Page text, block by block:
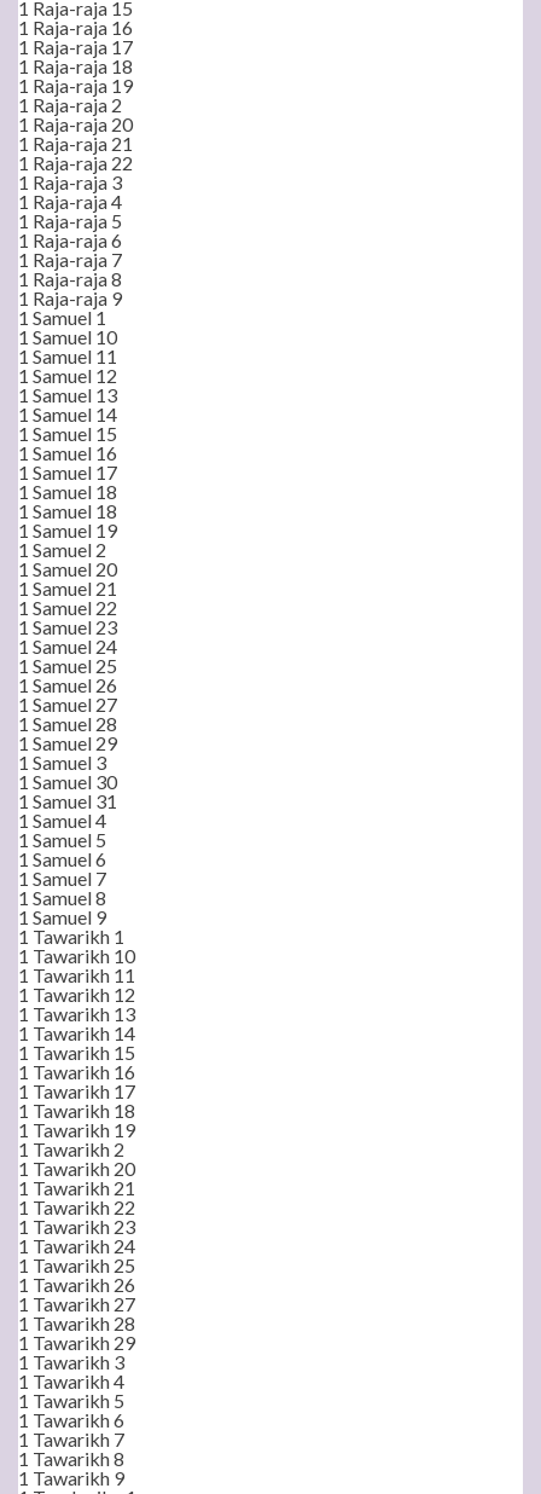
1 Raja-raja 15
1 Raja-raja 16
1 Raja-raja 17
1 Raja-raja 18
1 Raja-raja 19
1 Raja-raja 2
1 Raja-raja 20
1 Raja-raja 21
1 Raja-raja 22
1 Raja-raja 3
1 Raja-raja 4
1 Raja-raja 5
1 Raja-raja 6
1 Raja-raja 7
1 Raja-raja 8
1 Raja-raja 9
1 Samuel 1
1 Samuel 10
1 Samuel 11
1 Samuel 12
1 Samuel 13
1 Samuel 14
1 Samuel 15
1 Samuel 16
1 Samuel 17
1 Samuel 18
1 Samuel 18
1 Samuel 19
1 Samuel 2
1 Samuel 20
1 Samuel 21
1 Samuel 22
1 Samuel 23
1 Samuel 24
1 Samuel 25
1 Samuel 26
1 Samuel 27
1 Samuel 28
1 Samuel 29
1 Samuel 3
1 Samuel 30
1 Samuel 31
1 Samuel 4
1 Samuel 5
1 Samuel 6
1 Samuel 7
1 Samuel 8
1 Samuel 9
1 Tawarikh 1
1 Tawarikh 10
1 Tawarikh 11
1 Tawarikh 12
1 Tawarikh 13
1 Tawarikh 14
1 Tawarikh 15
1 Tawarikh 16
1 Tawarikh 17
1 Tawarikh 18
1 Tawarikh 19
1 Tawarikh 2
1 Tawarikh 20
1 Tawarikh 21
1 Tawarikh 22
1 Tawarikh 23
1 Tawarikh 24
1 Tawarikh 25
1 Tawarikh 26
1 Tawarikh 27
1 Tawarikh 28
1 Tawarikh 29
1 Tawarikh 3
1 Tawarikh 4
1 Tawarikh 5
1 Tawarikh 6
1 Tawarikh 7
1 Tawarikh 8
1 Tawarikh 9